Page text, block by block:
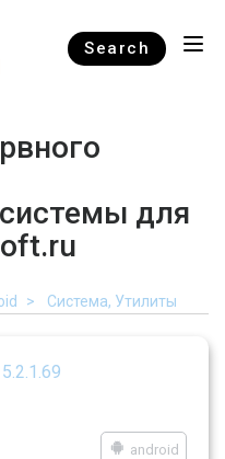
Search
для
Система, Утилиты
android